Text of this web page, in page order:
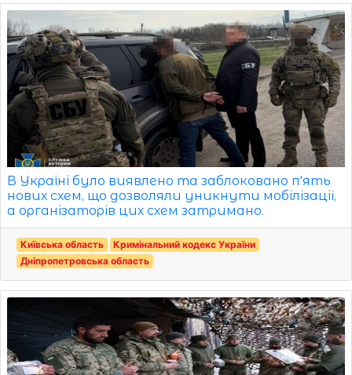
В Україні було виявлено та заблоковано п'ять
нових схем, що дозволяли уникнути мобілізації,
а організаторів цих схем затримано.
Київська область
Кримінальний кодекс України
Дніпропетровська область